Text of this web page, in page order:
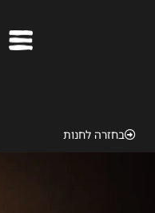
Insta 1963
בחזרה לחנות